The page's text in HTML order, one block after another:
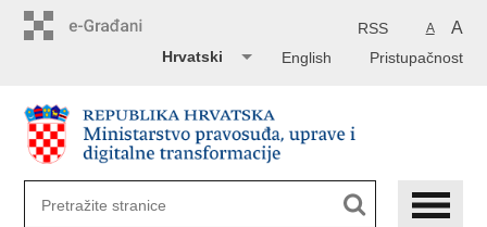
A A
RSS
Pristupačnost
English
Hrvatski